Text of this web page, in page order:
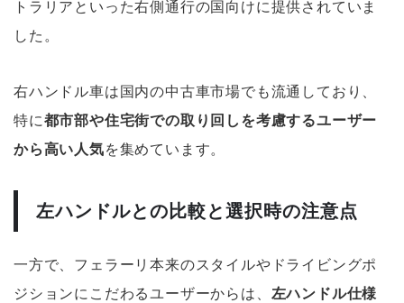
トラリアといった右側通行の国向けに提供されていま
した。
右ハンドル車は国内の中古車市場でも流通しており、
特に都市部や住宅街での取り回しを考慮するユーザー
から高い人気を集めています。
左ハンドルとの比較と選択時の注意点
一方で、フェラーリ本来のスタイルやドライビングポ
ジションにこだわるユーザーからは、 左ハンドル仕様